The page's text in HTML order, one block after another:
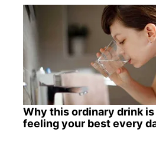
Why this ordinary drink
feeling your best every